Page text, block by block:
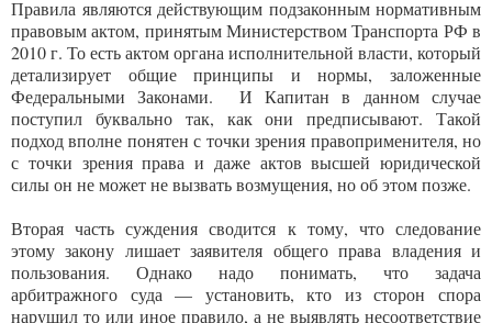
Правила являются действующим подзаконным нормативным
правовым актом, принятым Министерством Транспорта РФ в
2010 г. То есть актом органа исполнительной власти, который
детализирует общие принципы и нормы, заложенные
Федеральными Законами. И Капитан в данном случае
поступил буквально так, как они предписывают. Такой
подход вполне понятен с точки зрения правоприменителя, но
с точки зрения права и даже актов высшей юридической
силы он не может не вызвать возмущения, но об этом позже.
Вторая часть суждения сводится к тому, что следование
этому закону лишает заявителя общего права владения и
пользования. Однако надо понимать, что задача
арбитражного суда — установить, кто из сторон спора
нарушил то или иное правило, а не выявлять несоответствие